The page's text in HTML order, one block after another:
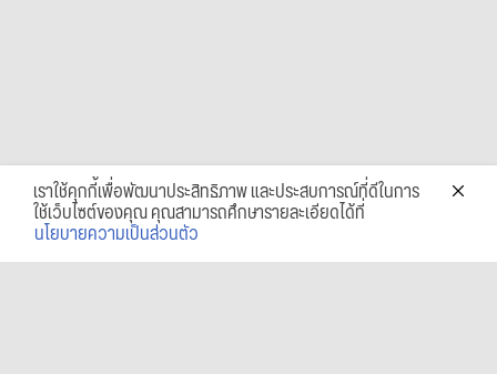
เราใช้คุกกี้เพื่อพัฒนาประสิทธิภาพ และประสบการณ์ที่ดีในการ
ใช้เว็บไซต์ของคุณ คุณสามารถศึกษารายละเอียดได้ที่
นโยบายความเป็นส่วนตัว